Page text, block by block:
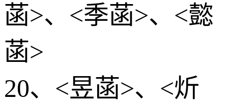
菡>、<季菡>、<懿
菡>
20、<昱菡>、<炘